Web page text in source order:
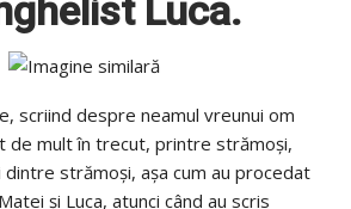
Luca.
scriind despre neamul vreunui om
de mult în trecut, printre strămoşi,
strămoşi, aşa cum au procedat
şi Luca, atunci când au scris